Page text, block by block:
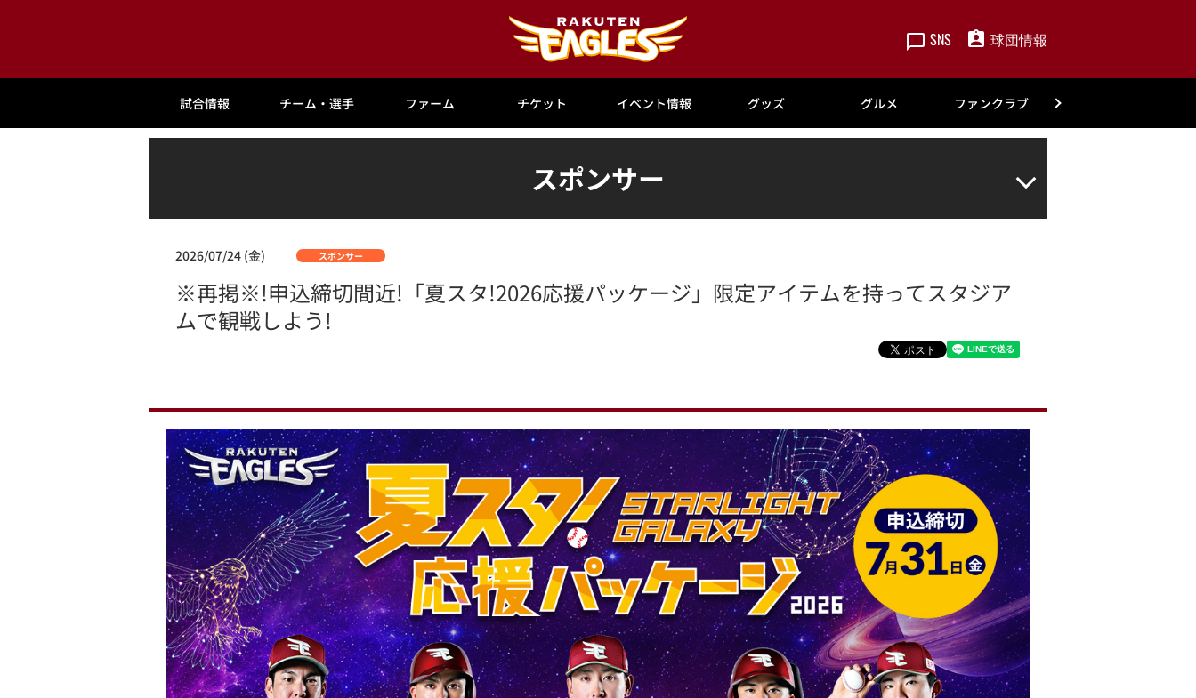
SNS 球団情報
試合情報 チーム・選手 ファーム チケット イベント情報 グッズ グルメ ファンクラブ
スポンサー
2026/07/24 (金) スポンサー
※再掲※!申込締切間近!「夏スタ!2026応援パッケージ」限定アイテムを持ってスタジア
ムで観戦しよう!